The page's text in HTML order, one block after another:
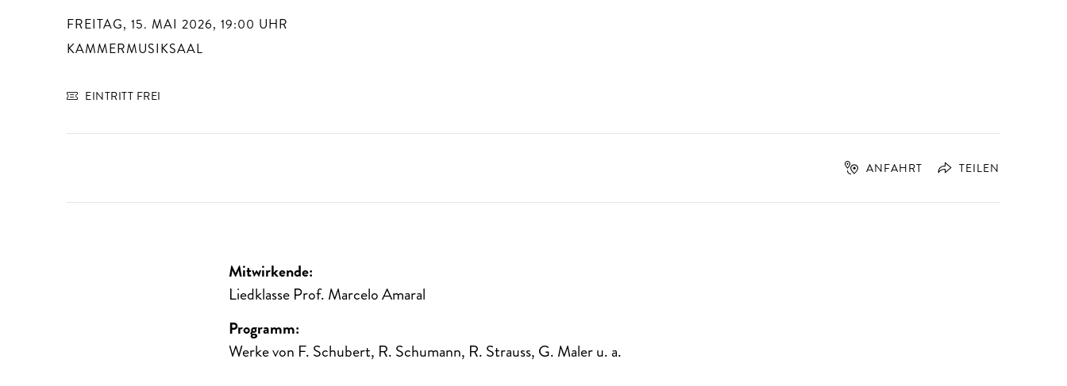
FREITAG, 15. MAI 2026, 19:00 UHR
KAMMERMUSIKSAAL
EINTRITT FREI
ANFAHRT TEILEN
Mitwirkende:
Liedklasse Prof. Marcelo Amaral
Programm:
Werke von F. Schubert, R. Schumann, R. Strauss, G. Maler u. a.